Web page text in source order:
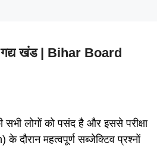
खंड | Bihar Board
लोगों को पसंद है और इससे परीक्षा
दौरान महत्वपूर्ण सब्जेक्टिव प्रश्नों